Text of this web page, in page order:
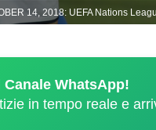
14, 2018: UEFA Nations
WhatsApp!
in tempo reale e